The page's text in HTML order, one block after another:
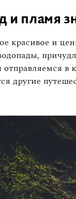
и пламя
красивое и
в
другие